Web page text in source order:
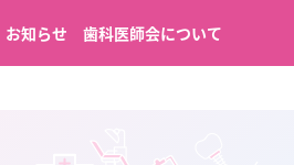
お知らせ 歯科医師会について